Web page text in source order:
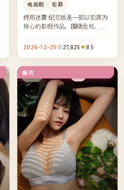
电视剧 犯罪
终局迷雾·纪念版是一部以犯罪为
核心的影视作品，围绕危机、反
凑，值得推荐观看。
2024-12-25 27,825 8.5
新片
日本